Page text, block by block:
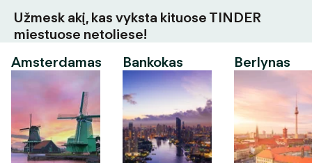
Užmesk akį, kas vyksta kituose TINDER
miestuose netoliese!
Amsterdamas
Bankokas Berlynas